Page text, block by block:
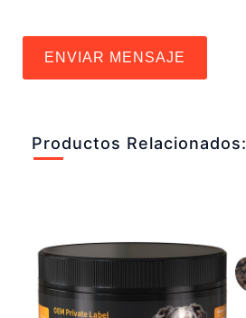
ENVIAR MENSAJE
Productos Relacionados: